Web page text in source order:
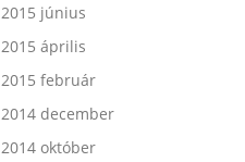
2015 június
2015 április
2015 február
2014 december
2014 október